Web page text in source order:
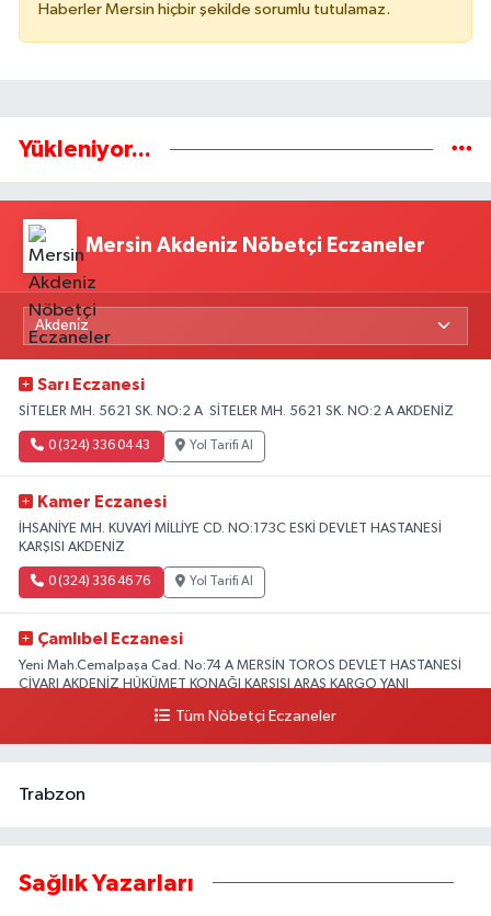
Haberler Mersin hiçbir şekilde sorumlu tutulamaz.
Yükleniyor...
Mersin Akdeniz Nöbetçi Eczaneler
Sarı Eczanesi
SİTELER MH. 5621 SK. NO:2 A SİTELER MH. 5621 SK. NO:2 A AKDENİZ
0 (324) 336 04 43 Yol Tarifi Al
Kamer Eczanesi
İHSANİYE MH. KUVAYİ MİLLİYE CD. NO:173C ESKİ DEVLET HASTANESİ
KARŞISI AKDENİZ
0 (324) 336 46 76 Yol Tarifi Al
Çamlıbel Eczanesi
Yeni Mah.Cemalpaşa Cad. No:74 A MERSİN TOROS DEVLET HASTANESİ
CİVARI AKDENİZ HÜKÜMET KONAĞI KARŞISI ARAS KARGO YANI
Yol Tarifi Al
Tüm Nöbetçi Eczaneler
Trabzon
Sağlık Yazarları